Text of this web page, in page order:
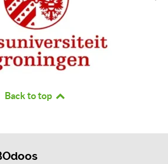
Back to top